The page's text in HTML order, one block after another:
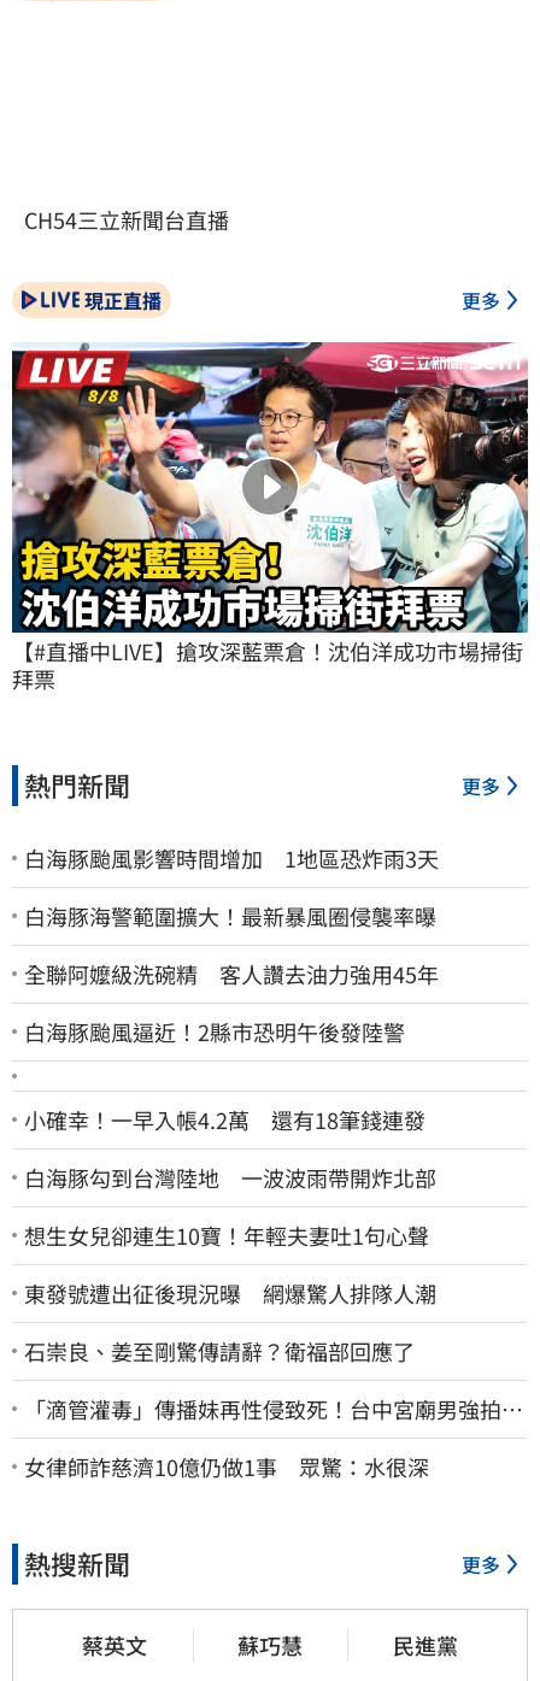
CH54三立新聞台直播
現正直播 更多
【#直播中LIVE】搶攻深藍票倉！沈伯洋成功市場掃街
拜票
熱門新聞 更多
白海豚颱風影響時間增加 1地區恐炸雨3天
白海豚海警範圍擴大！最新暴風圈侵襲率曝
全聯阿嬤級洗碗精 客人讚去油力強用45年
白海豚颱風逼近！2縣市恐明午後發陸警
小確幸！一早入帳4.2萬 還有18筆錢連發
白海豚勾到台灣陸地 一波波雨帶開炸北部
想生女兒卻連生10寶！年輕夫妻吐1句心聲
東發號遭出征後現況曝 網爆驚人排隊人潮
石崇良、姜至剛驚傳請辭？衛福部回應了
「滴管灌毒」傳播妹再性侵致死！台中宮廟男強拍性
愛片 惡行曝光
女律師詐慈濟10億仍做1事 眾驚：水很深
熱搜新聞 更多
蔡英文 蘇巧慧 民進黨